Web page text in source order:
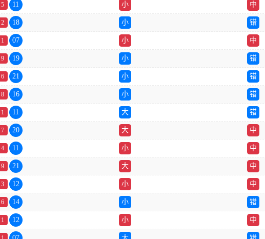
5 11 小 中
2 18 小 错
1 07 小 中
9 19 小 错
6 21 小 错
8 16 小 错
1 11 大 错
7 20 大 中
4 11 小 中
9 21 大 中
3 12 小 中
6 14 小 错
1 12 小 中